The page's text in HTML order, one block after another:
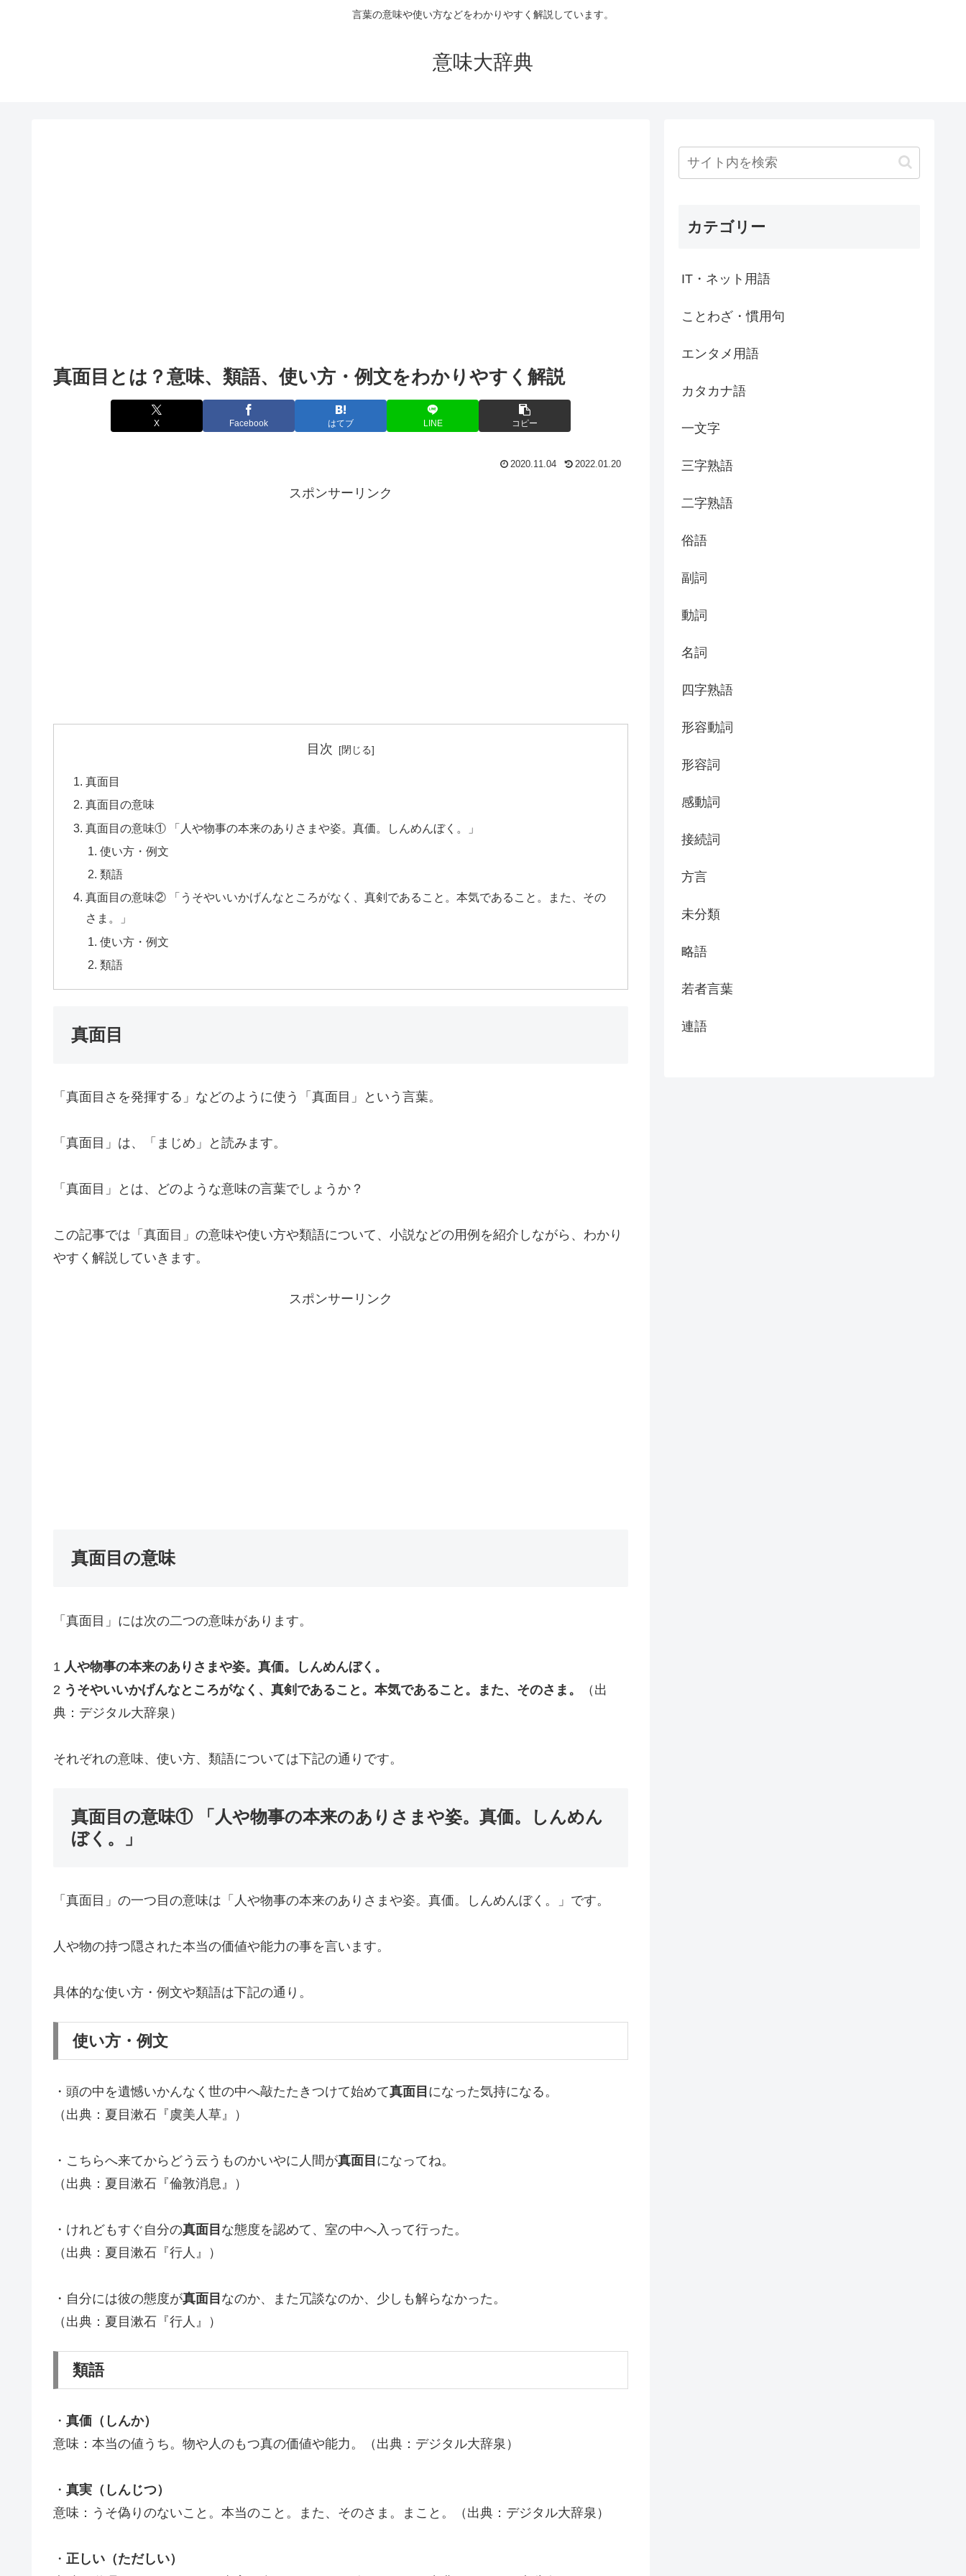
言葉の意味や使い方などをわかりやすく解説しています。
意味大辞典
真面目とは？意味、類語、使い方・例文をわかりやすく解説
X Facebook はてブ LINE コピー
2020.11.04 2022.01.20
スポンサーリンク
目次
真面目
真面目の意味
真面目の意味① 「人や物事の本来のありさまや姿。真価。しんめんぼく。」
使い方・例文
類語
真面目の意味② 「うそやいいかげんなところがなく、真剣であること。本気であること。また、その
さま。」
使い方・例文
類語
真面目
「真面目さを発揮する」などのように使う「真面目」という言葉。
「真面目」は、「まじめ」と読みます。
「真面目」とは、どのような意味の言葉でしょうか？
この記事では「真面目」の意味や使い方や類語について、小説などの用例を紹介しながら、わかり
やすく解説していきます。
スポンサーリンク
真面目の意味
「真面目」には次の二つの意味があります。
1 人や物事の本来のありさまや姿。真価。しんめんぼく。
2 うそやいいかげんなところがなく、真剣であること。本気であること。また、そのさま。
（出
典：デジタル大辞泉）
それぞれの意味、使い方、類語については下記の通りです。
真面目の意味① 「人や物事の本来のありさまや姿。真価。しんめん
ぼく。」
「真面目」の一つ目の意味は「人や物事の本来のありさまや姿。真価。しんめんぼく。」です。
人や物の持つ隠された本当の価値や能力の事を言います。
具体的な使い方・例文や類語は下記の通り。
使い方・例文
・頭の中を遺憾いかんなく世の中へ敲たたきつけて始めて真面目 になった気持になる。
（出典：夏目漱石『虞美人草』）
・こちらへ来てからどう云うものかいやに人間が真面目 になってね。
（出典：夏目漱石『倫敦消息』）
・けれどもすぐ自分の真面目 な態度を認めて、室の中へ入って行った。
（出典：夏目漱石『行人』）
・自分には彼の態度が真面目 なのか、また冗談なのか、少しも解らなかった。
（出典：夏目漱石『行人』）
類語
・ 真価（しんか）
意味：本当の値うち。物や人のもつ真の価値や能力。（出典：デジタル大辞泉）
・ 真実（しんじつ）
意味：うそ偽りのないこと。本当のこと。また、そのさま。まこと。（出典：デジタル大辞泉）
・ 正しい（ただしい）
カテゴリー
IT・ネット用語
ことわざ・慣用句
エンタメ用語
カタカナ語
一文字
三字熟語
二字熟語
俗語
副詞
動詞
名詞
四字熟語
形容動詞
形容詞
感動詞
接続詞
方言
未分類
略語
若者言葉
連語